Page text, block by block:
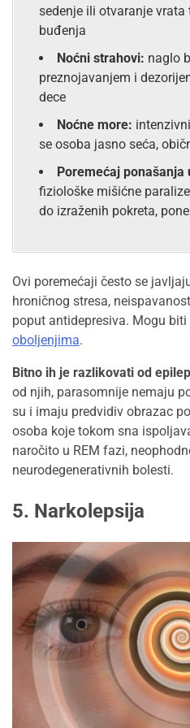
sedenje ili otvaranje
buđenja
Noćni strahovi: naglo
preznojavanjem i
dece
Noćne more:
se osoba jasno seća,
Poremećaj ponašanja
fiziološke mišićne
do izraženih pokreta,
Ovi poremećaji često se
hroničnog stresa,
poput antidepresiva. Mogu biti
oboljenjima.
Bitno ih je razlikovati od
od njih, parasomnije nemaju
su i imaju predvidiv obrazac
osoba koje tokom sna
naročito u REM fazi,
neurodegenerativnih bolesti.
5. Narkolepsija